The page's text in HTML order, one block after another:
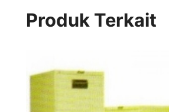
Produk Terkait